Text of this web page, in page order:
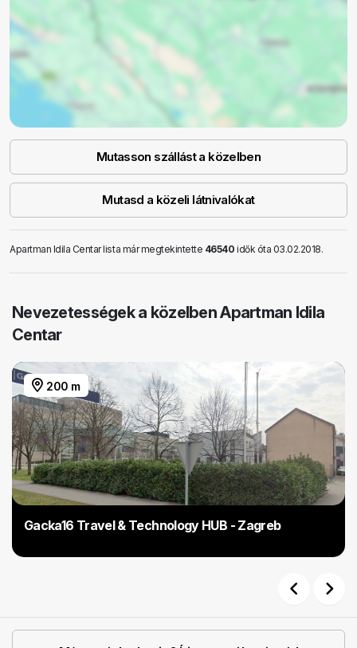
Mutasson szállást a közelben
Mutasd a közeli látnivalókat
Apartman Idila Centar lista már megtekintette 46540 idők óta 03.02.2018.
Nevezetességek a közelben Apartman Idila
Centar
200 m
Gacka16 Travel & Technology HUB - Zagreb